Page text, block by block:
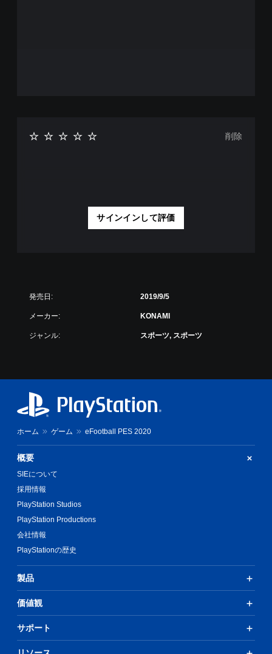
サインインして評価
削除
発売日: 2019/9/5
メーカー: KONAMI
ジャンル: スポーツ, スポーツ
ホーム ゲーム eFootball PES 2020
概要
SIEについて
採用情報
PlayStation Studios
PlayStation Productions
会社情報
PlayStationの歴史
製品
価値観
サポート